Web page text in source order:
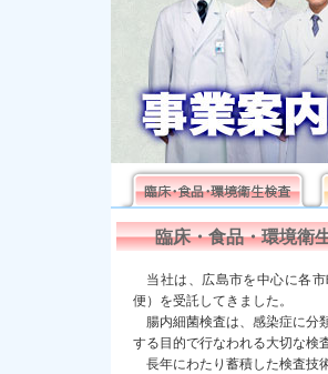
臨床・食品・環境衛
当社は、広島市を中心に各
便）を受託してきました。
腸内細菌検査は、感染症に分
する目的で行なわれる大切な検
長年にわたり蓄積した検査技